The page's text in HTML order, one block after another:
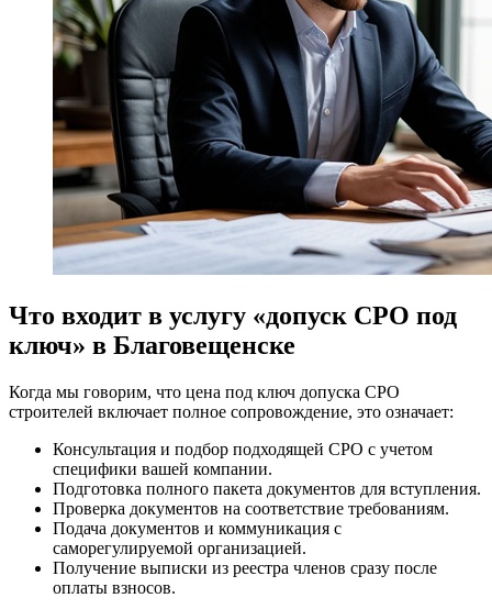
Что входит в услугу «допуск СРО под
ключ» в Благовещенске
Когда мы говорим, что цена под ключ допуска СРО
строителей включает полное сопровождение, это означает:
Консультация и подбор подходящей СРО с учетом
специфики вашей компании.
Подготовка полного пакета документов для вступления.
Проверка документов на соответствие требованиям.
Подача документов и коммуникация с
саморегулируемой организацией.
Получение выписки из реестра членов сразу после
оплаты взносов.